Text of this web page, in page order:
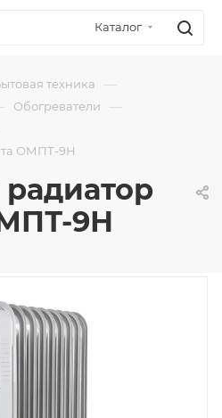
Каталог
техника —
Обогреватели —
ОМПТ-9Н
9Н